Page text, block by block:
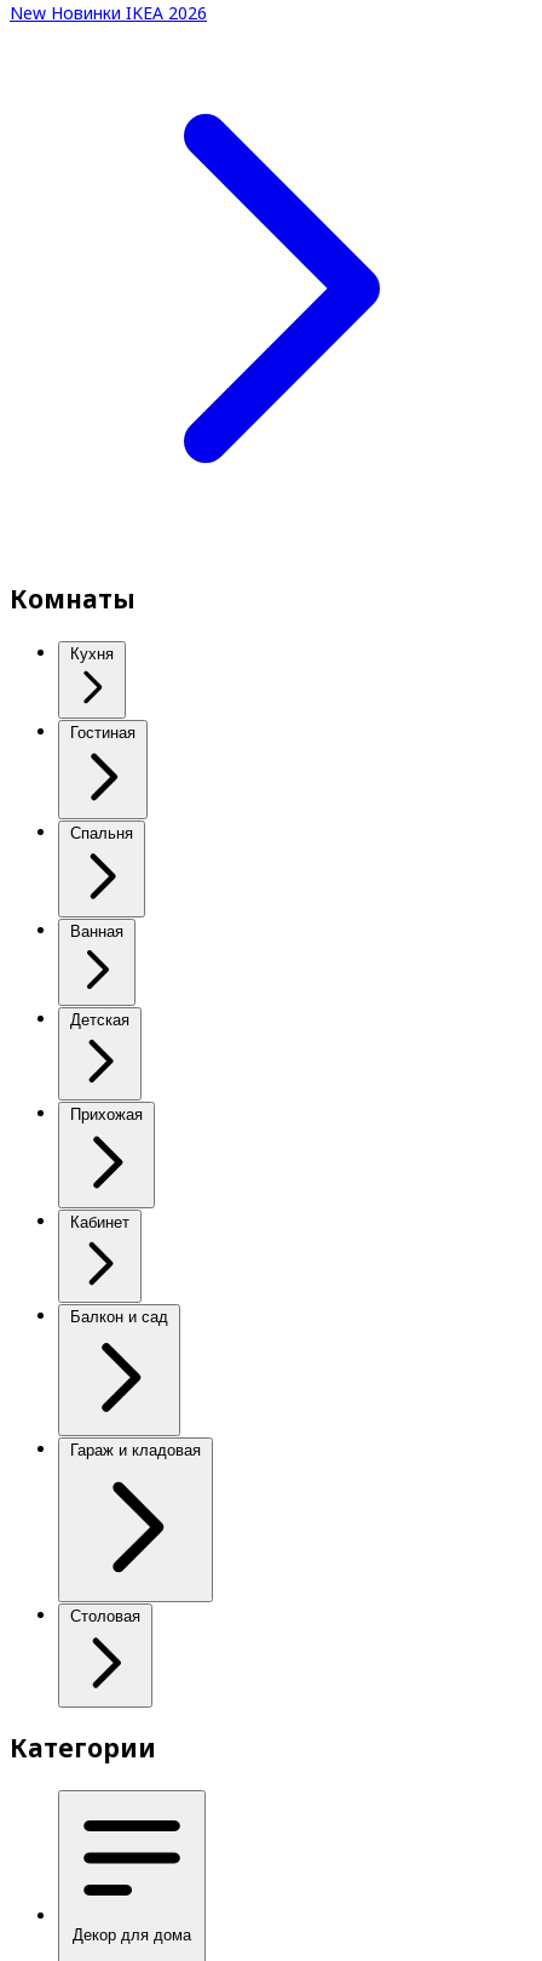
New Новинки IKEA 2026
Комнаты
Кухня
Гостиная
Спальня
Ванная
Детская
Прихожая
Кабинет
Балкон и сад
Гараж и кладовая
Столовая
Категории
Декор для дома